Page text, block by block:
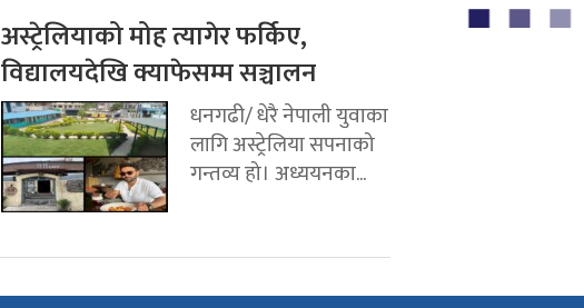
अस्ट्रेलियाको मोह त्यागेर फर्किए,
विद्यालयदेखि क्याफेसम्म सञ्चालन
धनगढी/ धेरै नेपाली युवाका
लागि अस्ट्रेलिया सपनाको
गन्तव्य हो। अध्ययनका...